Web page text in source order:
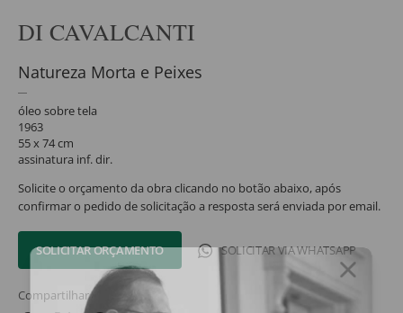
DI CAVALCANTI
Natureza Morta e Peixes
óleo sobre tela
1963
55 x 74 cm
assinatura inf. dir.
Solicite o orçamento da obra clicando no botão abaixo, após
confirmar o pedido de solicitação a resposta será enviada por email.
SOLICITAR ORÇAMENTO SOLICITAR VIA WHATSAPP
Compartilhar